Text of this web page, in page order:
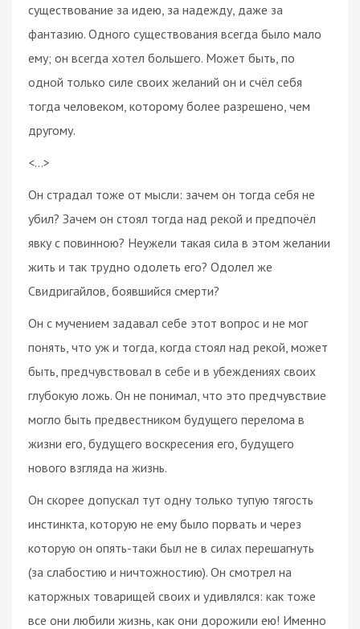
существование за идею, за надежду, даже за
фантазию. Одного существования всегда было мало
ему; он всегда хотел большего. Может быть, по
одной только силе своих желаний он и счёл себя
тогда человеком, которому более разрешено, чем
другому.
<…>
Он страдал тоже от мысли: зачем он тогда себя не
убил? Зачем он стоял тогда над рекой и предпочёл
явку с повинною? Неужели такая сила в этом желании
жить и так трудно одолеть его? Одолел же
Свидригайлов, боявшийся смерти?
Он с мучением задавал себе этот вопрос и не мог
понять, что уж и тогда, когда стоял над рекой, может
быть, предчувствовал в себе и в убеждениях своих
глубокую ложь. Он не понимал, что это предчувствие
могло быть предвестником будущего перелома в
жизни его, будущего воскресения его, будущего
нового взгляда на жизнь.
Он скорее допускал тут одну только тупую тягость
инстинкта, которую не ему было порвать и через
которую он опять-таки был не в силах перешагнуть
(за слабостию и ничтожностию). Он смотрел на
каторжных товарищей своих и удивлялся: как тоже
все они любили жизнь, как они дорожили ею! Именно